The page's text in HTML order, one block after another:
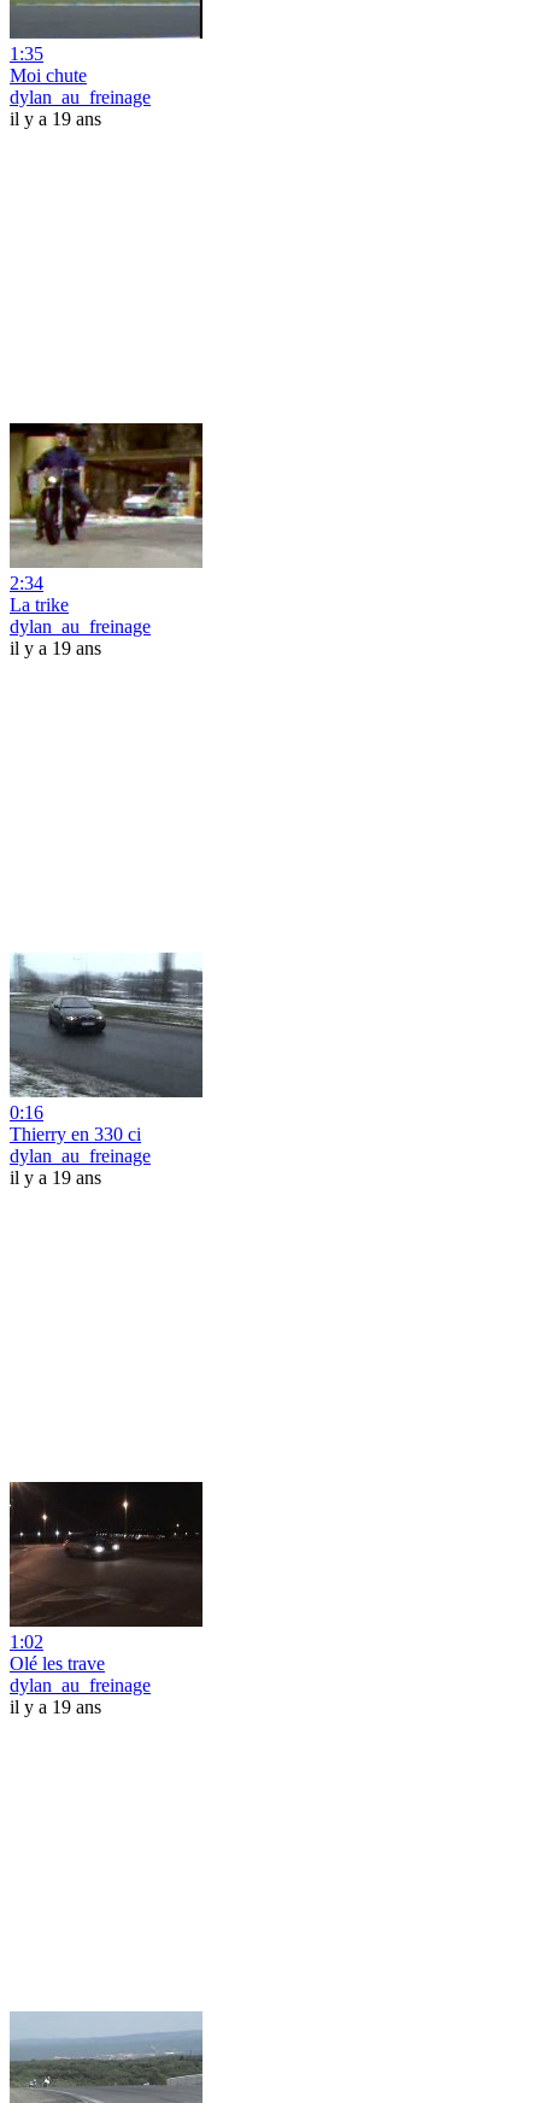
1:35
Moi chute
dylan_au_freinage
il y a 19 ans
2:34
La trike
dylan_au_freinage
il y a 19 ans
0:16
Thierry en 330 ci
dylan_au_freinage
il y a 19 ans
1:02
Olé les trave
dylan_au_freinage
il y a 19 ans